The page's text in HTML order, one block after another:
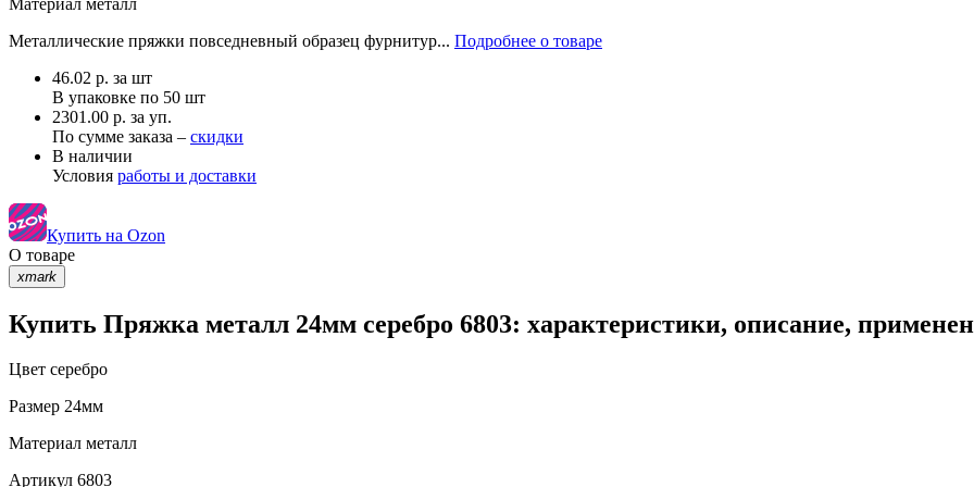
Металлические пряжки повседневный образец фурнитур... Подробнее о товаре
46.02 р. за шт
В упаковке по 50 шт
2301.00 р. за уп.
По сумме заказа – скидки
В наличии
Условия работы и доставки
Купить на Ozon
О товаре
xmark
Купить Пряжка металл 24мм серебро 6803: характеристики, описание,
Цвет серебро
Размер 24мм
Материал металл
Артикул 6803